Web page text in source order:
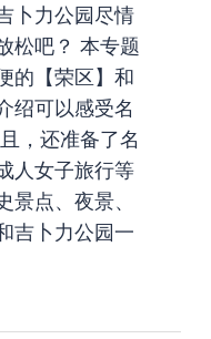
卜力公园尽情
松吧？ 本专题
的【荣区】和
绍可以感受名
，还准备了名
人女子旅行等
点、夜景、
吉卜力公园一